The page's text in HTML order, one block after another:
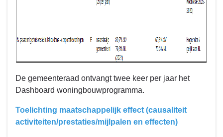
De gemeenteraad ontvangt twee keer per jaar het
Dashboard woningbouwprogramma.
Toelichting maatschappelijk effect (causaliteit
activiteiten/prestaties/mijlpalen en effecten)